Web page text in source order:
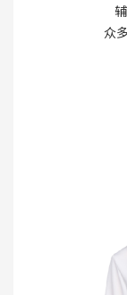
众